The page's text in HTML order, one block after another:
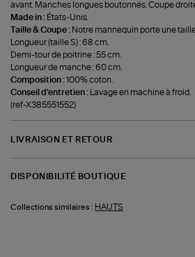
avant. Manches longues boutonnés. Coupe
Made in : États-Unis.
Taille & Coupe : Notre mannequin porte une
Longueur (taille S) : 68 cm.
Demi-tour de poitrine : 55 cm.
Longueur de manche : 60 cm.
Composition :100% coton.
Conseil d'entretien :
Lavage en machine à froid.
(ref-X385551552)
LIVRAISON ET RETOUR
DISPONIBILITÉ BOUTIQUE
Collections similaires : HAUTS